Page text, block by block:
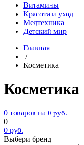
Витамины
Красота и уход
Медтехника
Детский мир
Главная
/
Косметика
Косметика
0 товаров на 0 руб.
0
0 руб.
Выбери бренд